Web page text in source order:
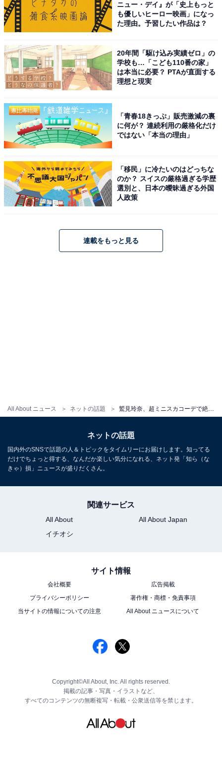
All About ニュース ネットの話題
ニュー・デイ』が「史上もっと
も優しいヒーロー映画」になっ
た理由。予習したい作品は？
20年間「駆け込み実績ゼロ」の
学校も…「こども110番の家」
は本当に必要？ PTAが直面する
理想と現実
「青春18きっぷ」販売激減の裏
に何が？ 連続利用の厳格化だけ
ではない「本当の理由」
「移民」に冷たいのはどっちな
のか？ スイスの厳格過ぎる学歴
選別と、日本の曖昧過ぎる外国
人政策
連載をもっと見る
ネットの話題
国内外のSNSで話題の人＆トピックをタイムリーにお届けします。知ってる
だけでちょっと得する、なんだか楽しい気分になれる、ネット発「知ら（な
きゃ）損」ニュースが盛りだくさん。
関連サービス
All About
All About Japan
イチオシ
サイト情報
会社概要
広告掲載
プライバシーポリシー
著作権・商標・免責事項
当サイトの情報についての注意
All About ニュースについて
Copyright©All About, Inc. All rights reserved.
掲載の記事・写真・イラストなど、
すべてのコンテンツの無断複写・転載・公衆送信等を禁じます。